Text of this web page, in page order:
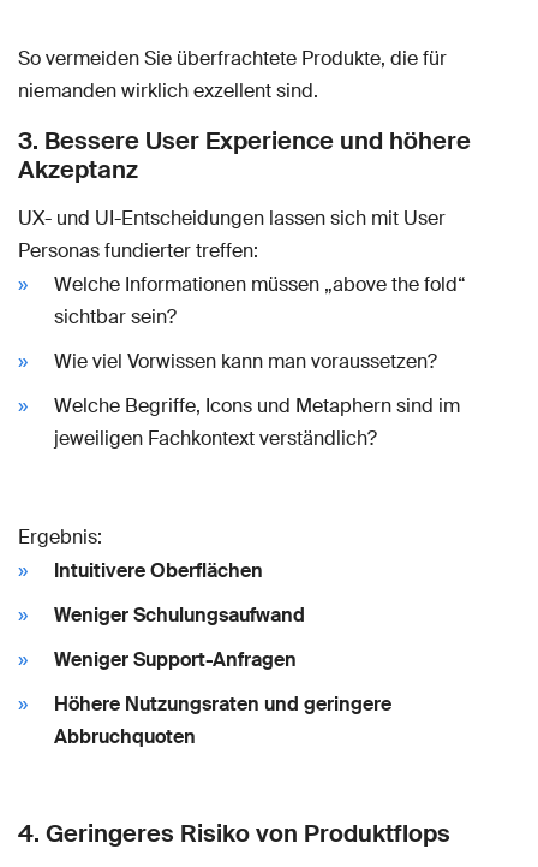
So vermeiden Sie überfrachtete Produkte, die für
niemanden wirklich exzellent sind.
3. Bessere User Experience und höhere
Akzeptanz
UX- und UI-Entscheidungen lassen sich mit User
Personas fundierter treffen:
Welche Informationen müssen „above the fold“
sichtbar sein?
Wie viel Vorwissen kann man voraussetzen?
Welche Begriffe, Icons und Metaphern sind im
jeweiligen Fachkontext verständlich?
Ergebnis:
Intuitivere Oberflächen
Weniger Schulungsaufwand
Weniger Support-Anfragen
Höhere Nutzungsraten und geringere
Abbruchquoten
4. Geringeres Risiko von Produktflops